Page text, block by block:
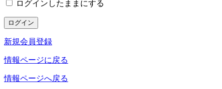
ログインしたままにする
新規会員登録
情報ページに戻る
情報ページへ戻る